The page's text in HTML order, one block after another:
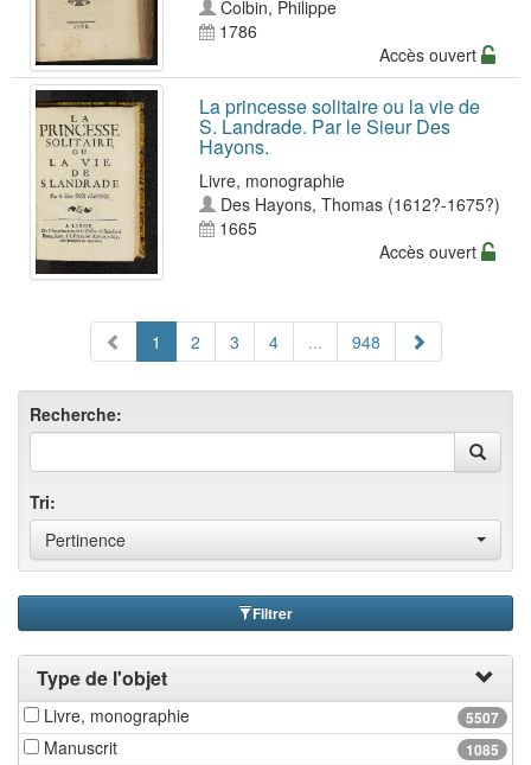
Colbin, Philippe
1786
Accès ouvert
La princesse solitaire ou la vie de
S. Landrade. Par le Sieur Des
Hayons.
Livre, monographie
Des Hayons, Thomas (1612?-1675?)
1665
Accès ouvert
1 2 3 4 ... 948
Recherche:
Tri:
Pertinence
Filtrer
Type de l'objet
5507
Livre, monographie
1085
Manuscrit